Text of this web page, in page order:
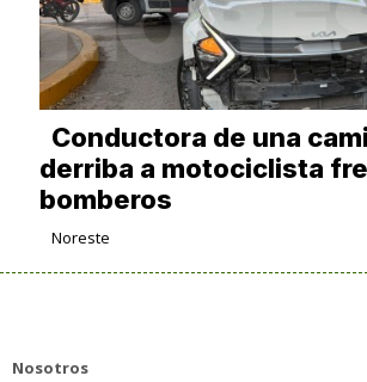
Conductora de una
derriba a motociclista
bomberos
Noreste
Nosotros